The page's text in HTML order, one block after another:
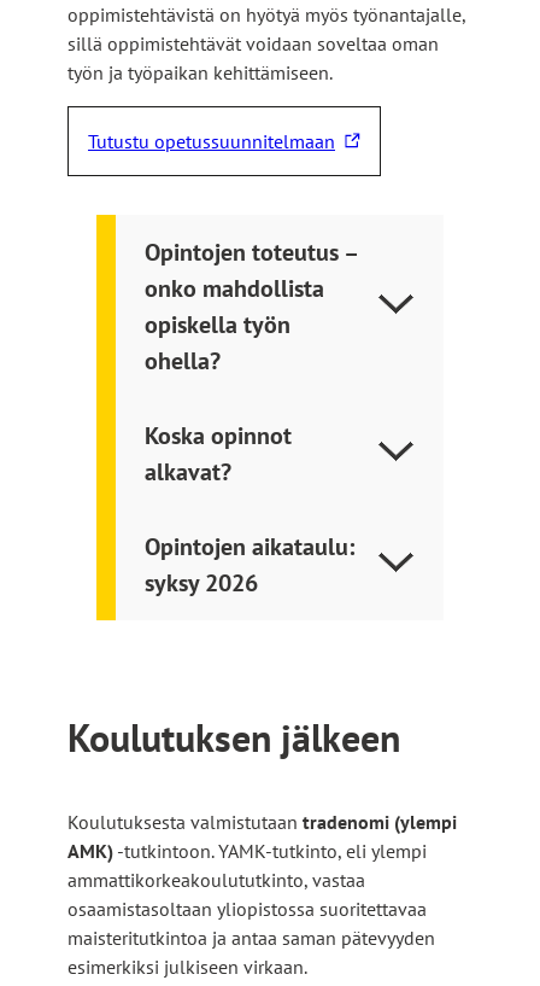
oppimistehtävistä on hyötyä myös työnantajalle,
sillä oppimistehtävät voidaan soveltaa oman
työn ja työpaikan kehittämiseen.
Tutustu opetussuunnitelmaan
L
i
n
i
s
t
o
l
l
e
Opintojen toteutus –
onko mahdollista
opiskella työn
ohella?
Koska opinnot
alkavat?
Opintojen aikataulu:
syksy 2026
Koulutuksen jälkeen
Koulutuksesta valmistutaan tradenomi (ylempi
AMK) -tutkintoon. YAMK-tutkinto, eli ylempi
ammattikorkeakoulututkinto, vastaa
osaamistasoltaan yliopistossa suoritettavaa
maisteritutkintoa ja antaa saman pätevyyden
esimerkiksi julkiseen virkaan.